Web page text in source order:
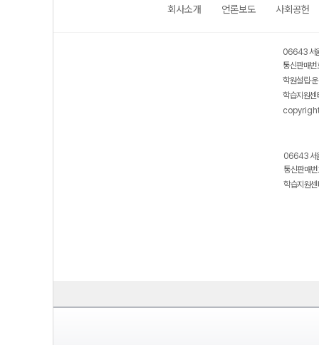
회사소개 언론보도 사회공헌
06643 서
통신판매
학원설립·
학습지원
06643 서
통신판매
학습지원